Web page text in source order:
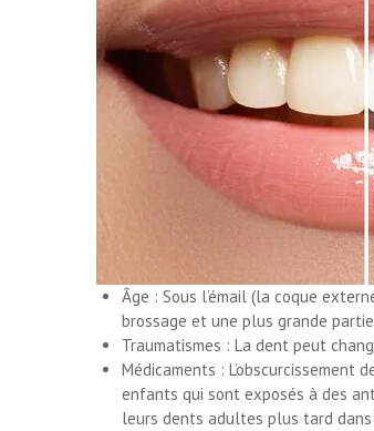
CHIRURGIE
ESTHÉTIQUE
INTERVENTIONS
MÉDECINS
TARIFS
Âge : Sous l’émail (la coque
brossage et une plus grande
Traumatismes : La dent peut
Médicaments :
enfants qui sont exposés à des
leurs dents adultes plus tard